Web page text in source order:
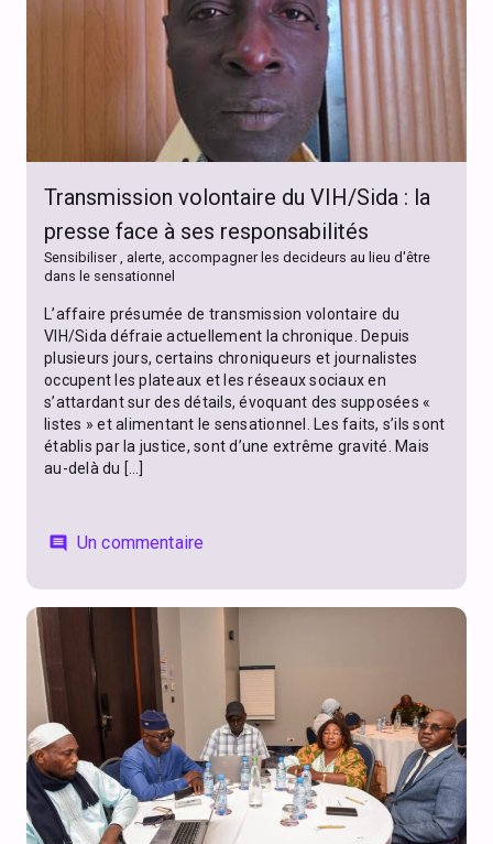
Transmission volontaire du VIH/Sida : la
presse face à ses responsabilités
Sensibiliser , alerte, accompagner les decideurs au lieu d'être
dans le sensationnel
L’affaire présumée de transmission volontaire du
VIH/Sida défraie actuellement la chronique. Depuis
plusieurs jours, certains chroniqueurs et journalistes
occupent les plateaux et les réseaux sociaux en
s’attardant sur des détails, évoquant des supposées «
listes » et alimentant le sensationnel. Les faits, s’ils sont
établis par la justice, sont d’une extrême gravité. Mais
au-delà du […]
comment Un commentaire